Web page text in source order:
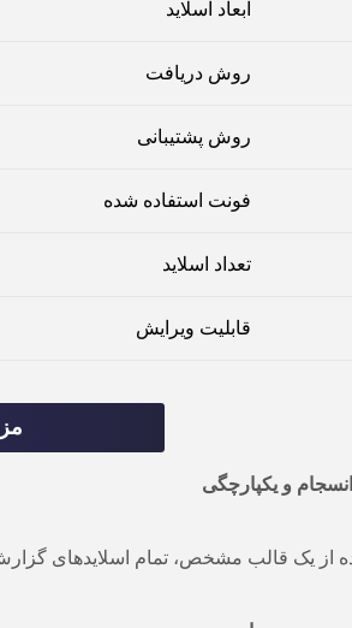
ابعاد اسلاید
روش دریافت
روش پشتیبانی
فونت استفاده شده
تعداد اسلاید
قابلیت ویرایش
از یک قالب مشخص، تمام اسلایدهای